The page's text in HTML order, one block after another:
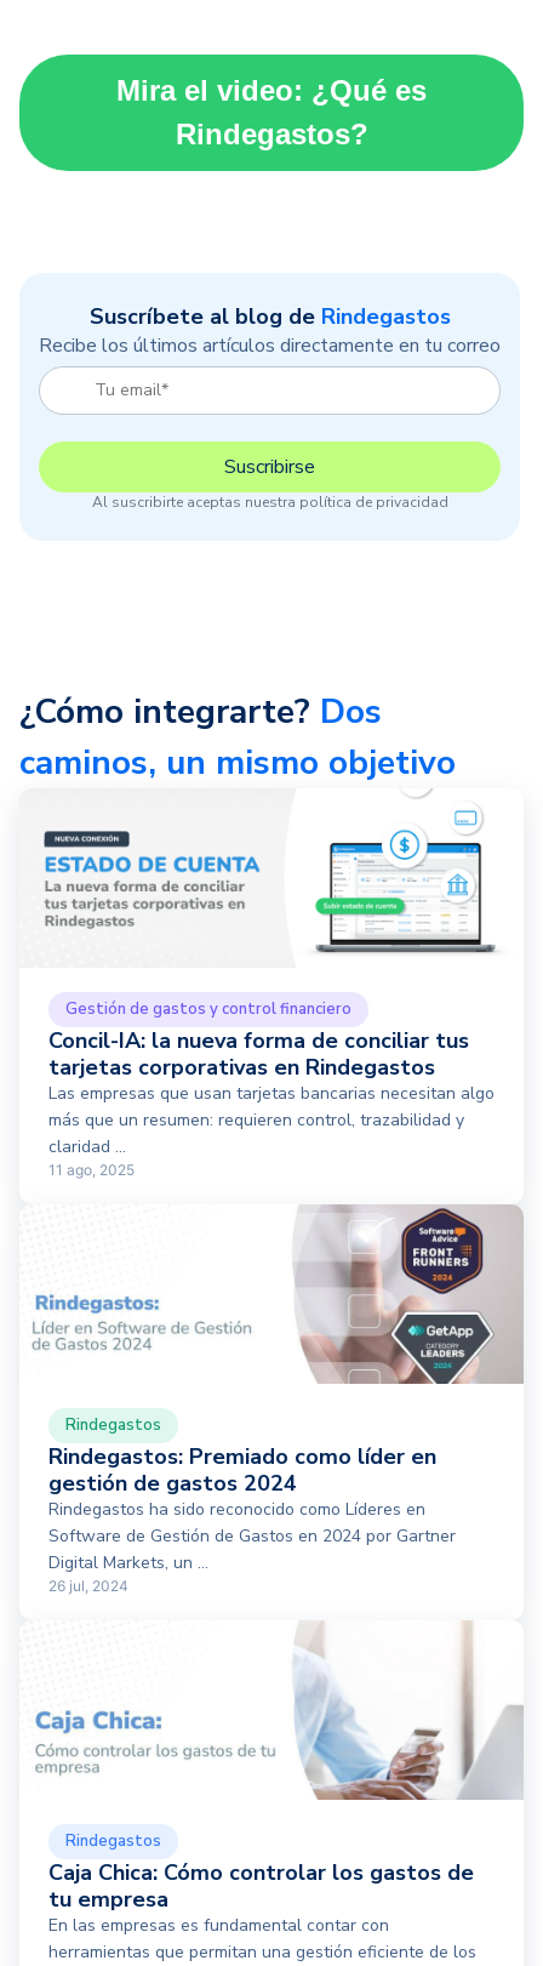
Suscríbete al blog de Rindegastos
Recibe los últimos artículos directamente en tu correo
Al suscribirte aceptas nuestra política de privacidad
Mira el video: ¿Qué es
Rindegastos?
¿Cómo integrarte? Dos
caminos, un mismo objetivo
Gestión de gastos y control financiero
Concil-IA: la nueva forma de conciliar tus
tarjetas corporativas en Rindegastos
Las empresas que usan tarjetas bancarias necesitan algo
más que un resumen: requieren control, trazabilidad y
claridad ...
11 ago, 2025
Rindegastos
Rindegastos: Premiado como líder en
gestión de gastos 2024
Rindegastos ha sido reconocido como Líderes en
Software de Gestión de Gastos en 2024 por Gartner
Digital Markets, un ...
26 jul, 2024
Rindegastos
Caja Chica: Cómo controlar los gastos de
tu empresa
En las empresas es fundamental contar con
herramientas que permitan una gestión eficiente de los